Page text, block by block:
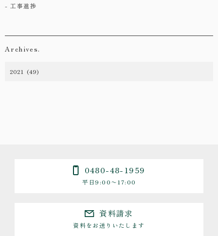
工事進捗
Archives.
0480-48-1959
平日9:00〜17:00
資料請求
資料をお送りいたします